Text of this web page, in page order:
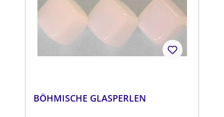
BÖHMISCHE GLASPERLEN